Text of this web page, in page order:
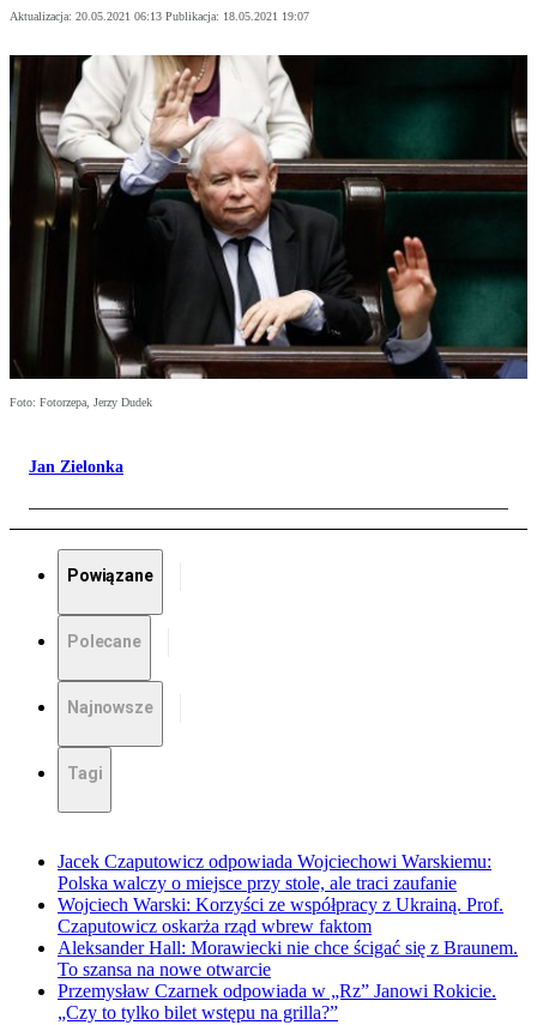
Aktualizacja: 20.05.2021 06:13 Publikacja: 18.05.2021 19:07
Foto: Fotorzepa, Jerzy Dudek
Jan Zielonka
Powiązane
Polecane
Najnowsze
Tagi
Jacek Czaputowicz odpowiada Wojciechowi Warskiemu:
Polska walczy o miejsce przy stole, ale traci zaufanie
Wojciech Warski: Korzyści ze współpracy z Ukrainą. Prof.
Czaputowicz oskarża rząd wbrew faktom
Aleksander Hall: Morawiecki nie chce ścigać się z Braunem.
To szansa na nowe otwarcie
Przemysław Czarnek odpowiada w „Rz” Janowi Rokicie.
„Czy to tylko bilet wstępu na grilla?”